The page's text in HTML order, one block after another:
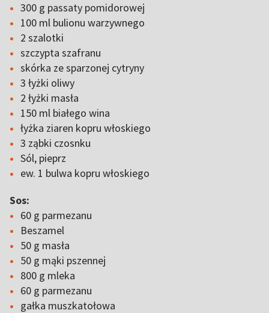
300 g passaty pomidorowej
100 ml bulionu warzywnego
2 szalotki
szczypta szafranu
skórka ze sparzonej cytryny
3 łyżki oliwy
2 łyżki masła
150 ml białego wina
łyżka ziaren kopru włoskiego
3 ząbki czosnku
Sól, pieprz
ew. 1 bulwa kopru włoskiego
Sos:
60 g parmezanu
Beszamel
50 g masła
50 g mąki pszennej
800 g mleka
60 g parmezanu
gałka muszkatołowa